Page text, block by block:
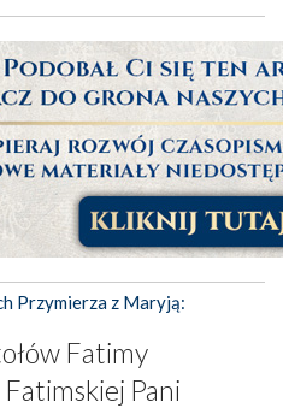
Przymierza z Maryją:
Fatimy
Pani